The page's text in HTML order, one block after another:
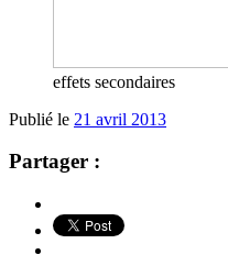
effets secondaires
Publié le 21 avril 2013
Partager :